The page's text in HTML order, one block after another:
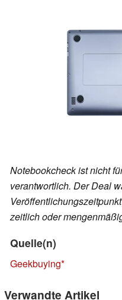
Notebookcheck ist nicht
verantwortlich. Der Deal
zeitlich oder
Quelle(n)
Geekbuying
Verwandte Artikel